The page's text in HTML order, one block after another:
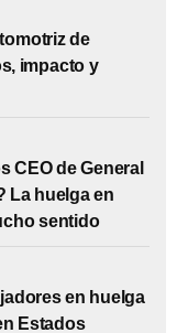
de
impacto y
CEO de General
La huelga en
sentido
en huelga
Estados